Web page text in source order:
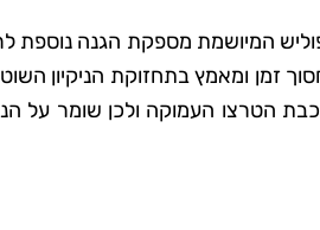
המיושמת מספקת הגנה נוספת
זמן ומאמץ בתחזוקת הניקיון
הטרצו העמוקה ולכן שומר על